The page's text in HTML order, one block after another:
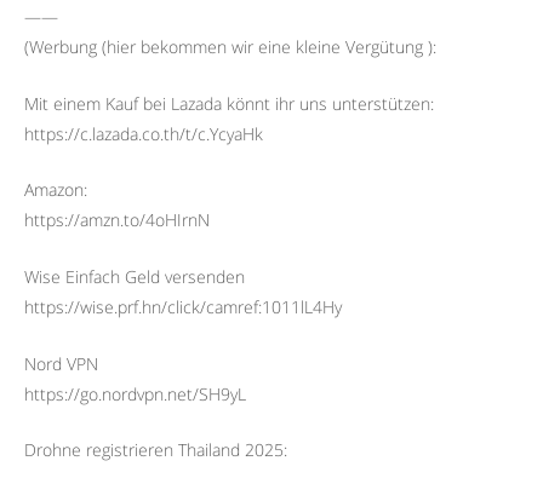
——
(Werbung (hier bekommen wir eine kleine Vergütung ):
Mit einem Kauf bei Lazada könnt ihr uns unterstützen:
https://c.lazada.co.th/t/c.YcyaHk
Amazon:
https://amzn.to/4oHIrnN
Wise Einfach Geld versenden
https://wise.prf.hn/click/camref:1011lL4Hy
Nord VPN
https://go.nordvpn.net/SH9yL
Drohne registrieren Thailand 2025: